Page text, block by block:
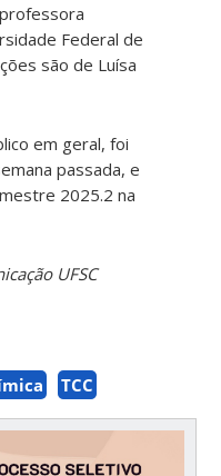
Federal de
são de Luísa
em geral, foi
passada, e
2025.2 na
UFSC
TCC